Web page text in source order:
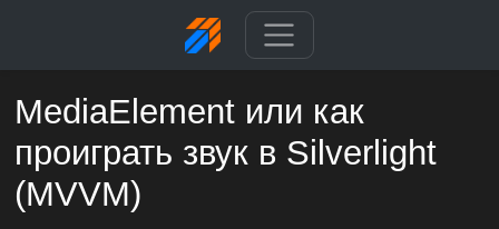
MediaElement или как
проиграть звук в Silverlight
(MVVM)